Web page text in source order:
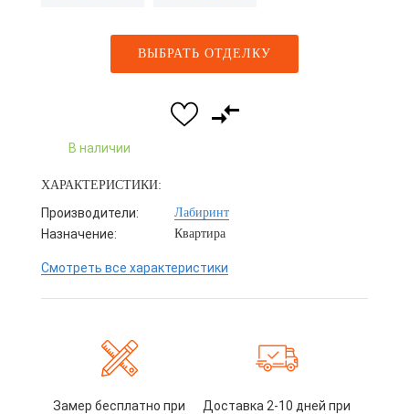
ВЫБРАТЬ ОТДЕЛКУ
В наличии
ХАРАКТЕРИСТИКИ:
Производители: Лабиринт
Назначение: Квартира
Смотреть все характеристики
Замер бесплатно при
Доставка 2-10 дней при